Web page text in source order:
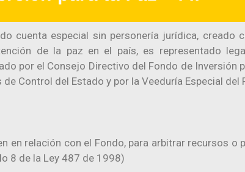
cuenta especial sin personería jurídica, creado
de la paz en el país, es representado
por el Consejo Directivo del Fondo de Inversión
Control del Estado y por la Veeduría Especial del
en relación con el Fondo, para arbitrar recursos o
8 de la Ley 487 de 1998)